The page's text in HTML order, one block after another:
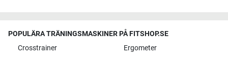
POPULÄRA TRÄNINGSMASKINER PÅ FITSHOP.SE
Crosstrainer
Ergometer